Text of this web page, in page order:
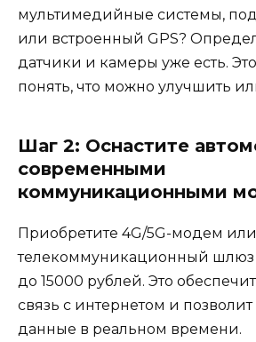
мультимедийные системы,
или встроенный GPS?
датчики и камеры уже есть.
понять, что можно улучшить
Шаг 2: Оснастите
современными
коммуникационными
Приобретите 4G/5G-модем или
телекоммуникационный шлюз
до 15000 рублей. Это
связь с интернетом и позволит
данные в реальном времени.